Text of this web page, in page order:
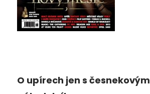
O upírech jen s česnekovým